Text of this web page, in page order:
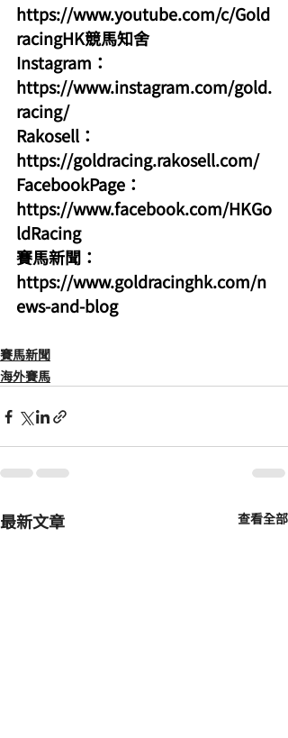
https://www.youtube.com/c/Gold
racingHK競馬知舍
Instagram：
https://www.instagram.com/gold.
racing/
Rakosell：
https://goldracing.rakosell.com/
FacebookPage：
https://www.facebook.com/HKGo
ldRacing
賽馬新聞：
https://www.goldracinghk.com/n
ews-and-blog
賽馬新聞
海外賽馬
最新文章 查看全部